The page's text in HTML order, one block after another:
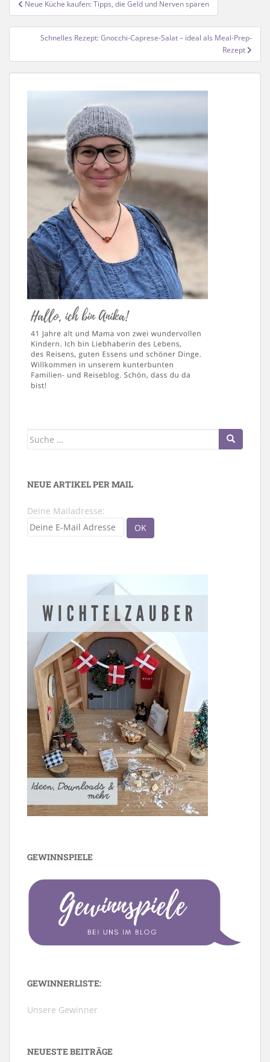
Neue Küche kaufen: Tipps, die Geld und Nerven sparen
Schnelles Rezept: Gnocchi-Caprese-Salat – ideal als Meal-Prep-
Rezept
Suche
NEUE ARTIKEL PER MAIL
Deine Mailadresse:
GEWINNSPIELE
GEWINNERLISTE:
Unsere Gewinner
NEUESTE BEITRÄGE